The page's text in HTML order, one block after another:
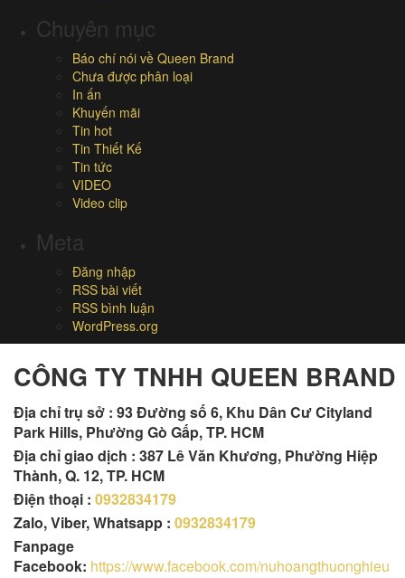
Chuyên mục
Báo chí nói về Queen Brand
Chưa được phân loại
In ấn
Khuyến mãi
Tin hot
Tin Thiết Kế
Tin tức
VIDEO
Video clip
Meta
Đăng nhập
RSS bài viết
RSS bình luận
WordPress.org
CÔNG TY TNHH QUEEN BRAND
Địa chỉ trụ sở : 93 Đường số 6, Khu Dân Cư Cityland
Park Hills, Phường Gò Gấp, TP. HCM
Địa chỉ giao dịch : 387 Lê Văn Khương, Phường Hiệp
Thành, Q. 12, TP. HCM
Điện thoại : 0932834179
Zalo, Viber, Whatsapp : 0932834179
Fanpage
Facebook: https://www.facebook.com/nuhoangthuonghieu